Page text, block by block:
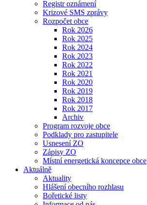
Registr oznámení
Krizové SMS zprávy
Rozpočet obce
Rok 2026
Rok 2025
Rok 2024
Rok 2023
Rok 2022
Rok 2021
Rok 2020
Rok 2019
Rok 2018
Rok 2017
Archiv
Program rozvoje obce
Podklady pro zastupitele
Usnesení ZO
Zápisy ZO
Místní energetická koncepce obce
Aktuálně
Aktuality
Hlášení obecního rozhlasu
Bořetické listy